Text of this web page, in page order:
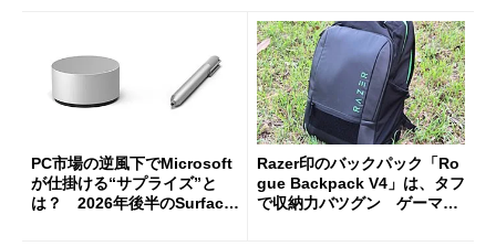
PC市場の逆風下でMicrosoft
が仕掛ける“サプライズ”と
は？ 2026年後半のSurface
Razer印のバックパック「Ro
gue Backpack V4」は、タフ
で収納力バツグン ゲーマー